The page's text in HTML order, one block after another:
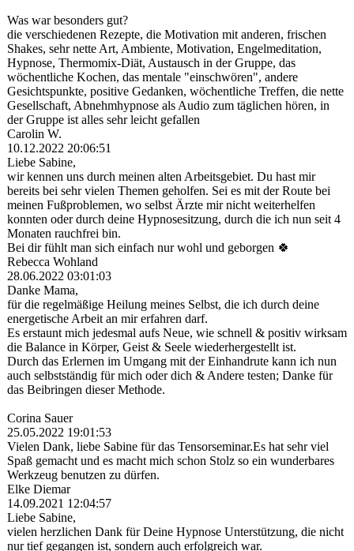
Was war besonders gut?
die verschiedenen Rezepte, die Motivation mit anderen, frischen
Shakes, sehr nette Art, Ambiente, Motivation, Engelmeditation,
Hypnose, Thermomix-Diät, Austausch in der Gruppe, das
wöchentliche Kochen, das mentale "einschwö­ren",­ andere
Gesichtspunkte, positive Gedanken, wöchentliche Treffen, die nette
Gesellschaft, Abnehmhypnose als Audio zum täglichen hören, in
der Gruppe ist alles sehr leicht gefallen
Carolin W.
10.12.2022 20:06:51
Liebe Sabine,
wir kennen uns durch meinen alten Arbeitsgebiet. Du hast mir
bereits bei sehr vielen Themen geholfen. Sei es mit der Route bei
meinen Fußproblemen, wo selbst Ärzte mir nicht weiterhelfen
konnten oder durch deine Hypnosesitzung, durch die ich nun seit 4
Monaten rauchfrei bin.
Bei dir fühlt man sich einfach nur wohl und geborgen 🍀
Rebecca Wohland
28.06.2022 03:01:03
Danke Mama,
für die regelmäßige Heilung meines Selbst, die ich durch deine
energetische Arbeit an mir erfahren darf.
Es erstaunt mich jedesmal aufs Neue, wie schnell & positiv wirksam
die Balance in Körper, Geist & Seele wiederhergestellt ist.
Durch das Erlernen im Umgang mit der Einhandrute kann ich nun
auch selbstständig für mich oder dich & Andere testen; Danke für
das Beibringen dieser Methode.
Corina Sauer
25.05.2022 19:01:53
Vielen Dank, liebe Sabine für das Tensorseminar.Es hat sehr viel
Spaß gemacht und es macht mich schon Stolz so ein wunderbares
Werkzeug benutzen zu dürfen.
Elke Diemar
14.09.2021 12:04:57
Liebe Sabine,
vielen herzlichen Dank für Deine Hypnose Unterstützung, die nicht
nur tief gegangen ist, sondern auch erfolgreich war.